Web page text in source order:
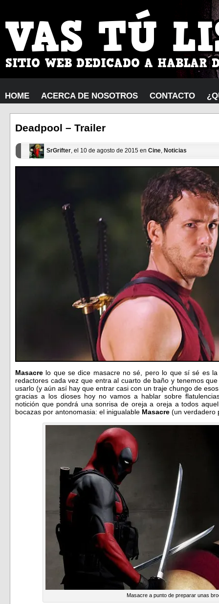
HOME ACERCA DE NOSOTROS CONTACTO
Deadpool – Trailer
SrGrifter, el 10 de agosto de 2015 en Cine, Noticias
Masacre lo que se dice masacre no sé, pero lo que sí sé es
redactores cada vez que entra al cuarto de baño y tenemos
usarlo (y aún así hay que entrar casi con un traje chungo de
gracias a los dioses hoy no vamos a hablar sobre
notición que pondrá una sonrisa de oreja a oreja a todos
bocazas por antonomasia: el inigualable Masacre (un verdadero
Masacre a punto de preparar unas